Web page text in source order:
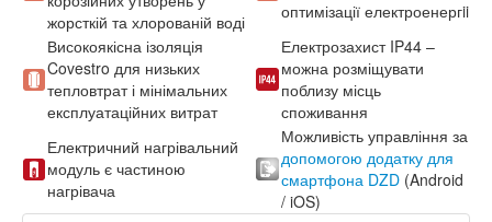
жорсткій та хлорованій воді
оптимізації електроенергii
Високоякісна ізоляція
Covestro для низьких
тепловтрат і мінімальних
експлуатаційних витрат
Електрозахист IP44 –
можна розміщувати
поблизу місць
споживання
Електричний нагрівальний
модуль є частиною
нагрівача
Можливість управління за
допомогою додатку для
смартфона DZD (Android
/ iOS)